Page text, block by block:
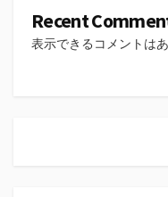
Recent
表示できるコメントはあ